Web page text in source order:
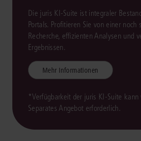
Die juris KI-Suite ist integraler
Portals. Profitieren Sie von einer noch
Recherche, effizienten Analysen und
Ergebnissen.
Mehr Informationen
*Verfügbarkeit der juris KI-Suite kann
Separates Angebot erforderlich.